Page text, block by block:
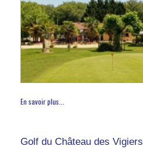
En savoir plus...
Golf du Château des Vigiers